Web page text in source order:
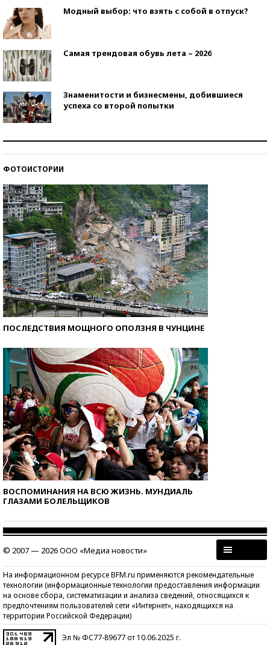
Модный выбор: что взять с собой в отпуск?
Самая трендовая обувь лета – 2026
Знаменитости и бизнесмены, добившиеся
успеха со второй попытки
ФОТОИСТОРИИ
ПОСЛЕДСТВИЯ МОЩНОГО ОПОЛЗНЯ В ЧУНЦИНЕ
ВОСПОМИНАНИЯ НА ВСЮ ЖИЗНЬ. МУНДИАЛЬ
ГЛАЗАМИ БОЛЕЛЬЩИКОВ
© 2007 — 2026 ООО «Медиа новости»
На информационном ресурсе BFM.ru применяются рекомендательные
технологии (информационные технологии предоставления информации
на основе сбора, систематизации и анализа сведений, относящихся к
предпочтениям пользователей сети «Интернет», находящихся на
территории Российской Федерации)
Эл № ФС77-89677 от 10.06.2025 г.